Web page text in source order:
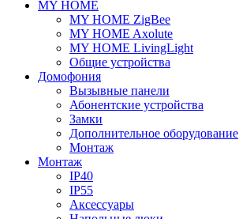
MY HOME
MY HOME ZigBee
MY HOME Axolute
MY HOME LivingLight
Общие устройства
Домофония
Вызывные панели
Абонентские устройства
Замки
Дополнительное оборудование
Монтаж
Монтаж
IP40
IP55
Аксессуары